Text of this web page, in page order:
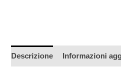
Descrizione Informazioni